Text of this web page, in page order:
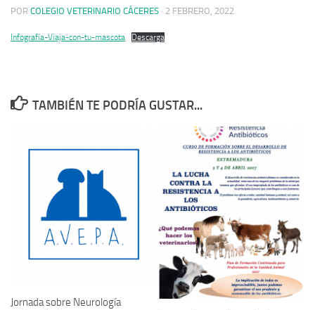
POR COLEGIO VETERINARIO CÁCERES · 2 FEBRERO, 2022
Infografía-Viaja-con-tu-mascota Descarga
TAMBIÉN TE PODRÍA GUSTAR...
Jornada sobre Neurología